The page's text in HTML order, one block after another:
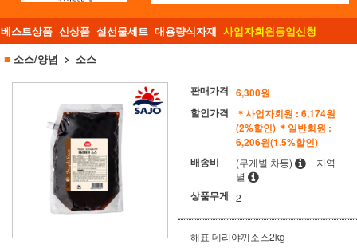
베스트상품 신상품 설선물세트 대용량식자재 사업자회원등업신청
■ 소스/양념 소스
판매가격 6,300원
할인가격
＊사업자회원 : 6,174원
(2%할인) ＊일반회원 :
6,206원(1.5%할인)
배송비
(무게별 차등)
지역
별
상품무게 2
해표 데리야끼소스2kg